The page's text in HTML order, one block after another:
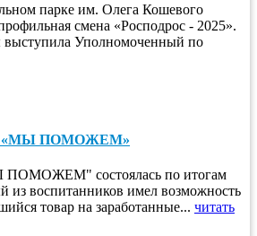
парке им. Олега Кошевого
смена «Росподрос - 2025».
выступила Уполномоченный по
«МЫ ПОМОЖЕМ»
состоялась по итогам
из воспитанников имел возможность
товар на заработанные... читать